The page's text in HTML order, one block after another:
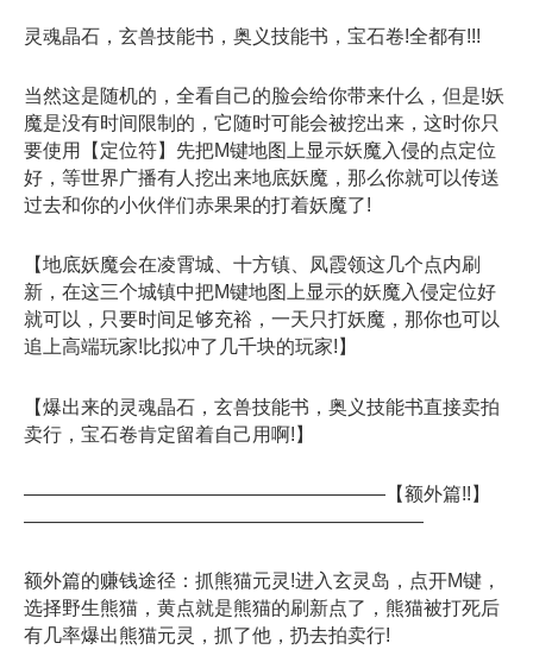
灵魂晶石，玄兽技能书，奥义技能书，宝石卷!全都有!!!
当然这是随机的，全看自己的脸会给你带来什么，但是!妖
魔是没有时间限制的，它随时可能会被挖出来，这时你只
要使用【定位符】先把M键地图上显示妖魔入侵的点定位
好，等世界广播有人挖出来地底妖魔，那么你就可以传送
过去和你的小伙伴们赤果果的打着妖魔了!
【地底妖魔会在凌霄城、十方镇、凤霞领这几个点内刷
新，在这三个城镇中把M键地图上显示的妖魔入侵定位好
就可以，只要时间足够充裕，一天只打妖魔，那你也可以
追上高端玩家!比拟冲了几千块的玩家!】
【爆出来的灵魂晶石，玄兽技能书，奥义技能书直接卖拍
卖行，宝石卷肯定留着自己用啊!】
———————————————————【额外篇!!】
—————————————————————
额外篇的赚钱途径：抓熊猫元灵!进入玄灵岛，点开M键，
选择野生熊猫，黄点就是熊猫的刷新点了，熊猫被打死后
有几率爆出熊猫元灵，抓了他，扔去拍卖行!